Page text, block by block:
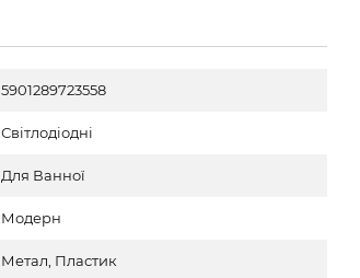
5901289723558
Світлодіодні
Для Ванної
Модерн
Метал, Пластик